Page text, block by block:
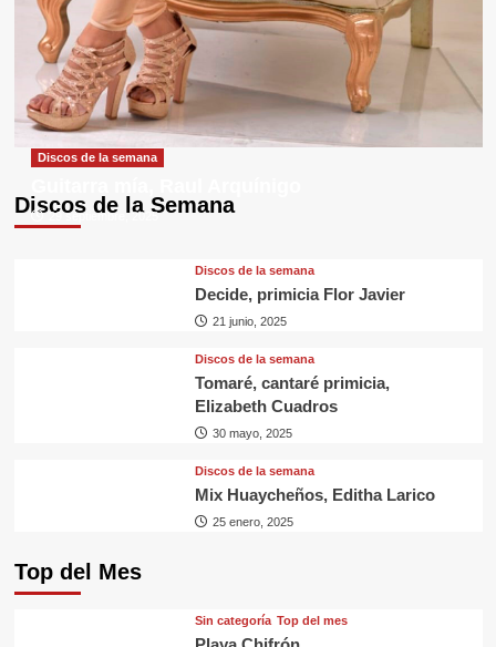
Discos de la Semana
Discos de la semana
29 septiembre, 2025
Discos de la semana
Decide, primicia Flor Javier
21 junio, 2025
Discos de la semana
Tomaré, cantaré primicia,
Elizabeth Cuadros
30 mayo, 2025
Discos de la semana
Mix Huaycheños, Editha Larico
25 enero, 2025
Top del Mes
Sin categorí­a Top del mes